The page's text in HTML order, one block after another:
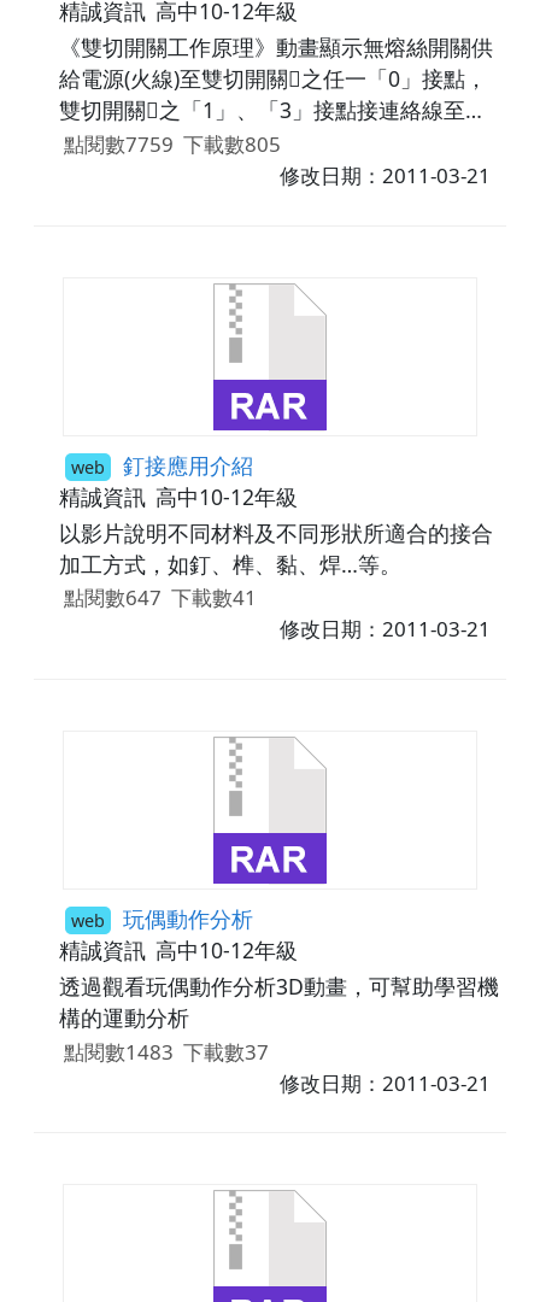
精誠資訊 高中10-12年級
《雙切開關工作原理》動畫顯示無熔絲開關供
給電源(火線)至雙切開關之任一「0」接點，
雙切開關之「1」、「3」接點接連絡線至雙
切開關之「1」、「3」接點。接著，雙切開
關之任一「0」接點接至燈泡正極、燈泡負極
點閱數7759 下載數805
修改日期：2011-03-21
web 釘接應用介紹
精誠資訊 高中10-12年級
以影片說明不同材料及不同形狀所適合的接合
加工方式，如釘、榫、黏、焊…等。
點閱數647 下載數41
修改日期：2011-03-21
web 玩偶動作分析
精誠資訊 高中10-12年級
透過觀看玩偶動作分析3D動畫，可幫助學習機
構的運動分析
點閱數1483 下載數37
修改日期：2011-03-21